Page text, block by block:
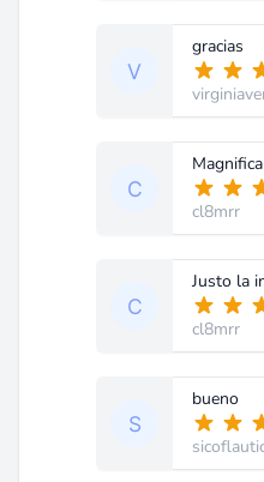
gracias
cl8mrr
cl8mrr
bueno